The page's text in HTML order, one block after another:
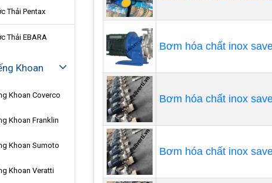
Thải Pentax
Thải EBARA
Khoan
Khoan Coverco
Khoan Franklin
Khoan Sumoto
Khoan Veratti
Bơm hóa chất inox
Bơm hóa chất inox
Bơm hóa chất inox